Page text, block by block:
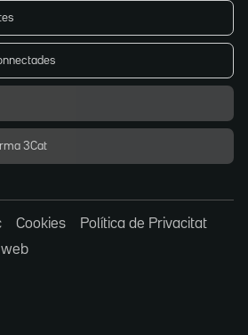
3Cat
Cookies
Política de Privacitat